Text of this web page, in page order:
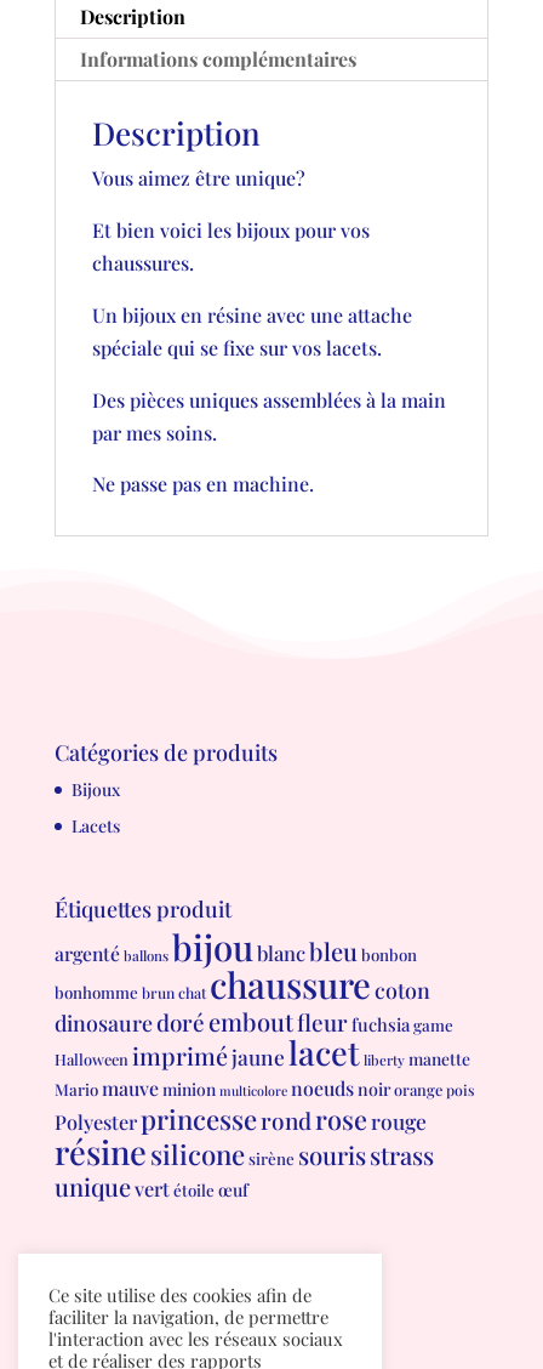
Description
Informations complémentaires
Description
Vous aimez être unique?
Et bien voici les bijoux pour vos
chaussures.
Un bijoux en résine avec une attache
spéciale qui se fixe sur vos lacets.
Des pièces uniques assemblées à la main
par mes soins.
Ne passe pas en machine.
Catégories de produits
Bijoux
Lacets
Étiquettes produit
argenté ballons bijou blancbleu bonbon
bonhomme brun chat chaussurecoton
dinosauredoré emboutfleurfuchsiagame
Halloween impriméjaunelacet liberty manette
Mariomauveminion multicolore noeudsnoirorange pois
Polyesterprincesserondroserouge
résinesiliconesirène sourisstrass
uniquevertétoile œuf
Politique de confidentialité
Ce site utilise des cookies afin de
faciliter la navigation, de permettre
l'interaction avec les réseaux sociaux
et de réaliser des rapports